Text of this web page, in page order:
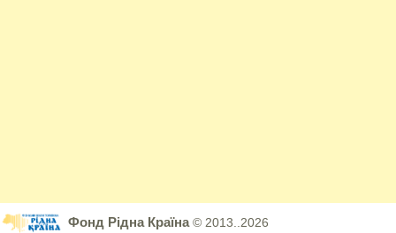
Фонд Рідна Країна© 2013..2026